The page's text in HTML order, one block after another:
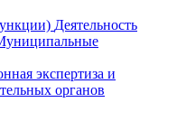
Деятельность
экспертиза и
органов